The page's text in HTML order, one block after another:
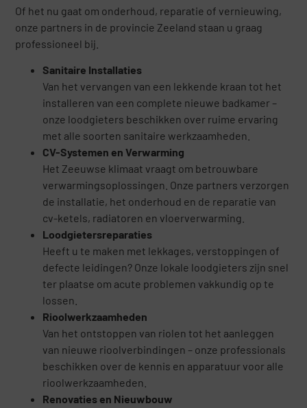
Of het nu gaat om onderhoud, reparatie of vernieuwing,
onze partners in de provincie Zeeland staan u graag
professioneel bij.
Sanitaire Installaties
Van het vervangen van een lekkende kraan tot het
installeren van een complete nieuwe badkamer –
onze loodgieters beschikken over ruime ervaring
met alle soorten sanitaire werkzaamheden.
CV-Systemen en Verwarming
Het Zeeuwse klimaat vraagt om betrouwbare
verwarmingsoplossingen. Onze partners verzorgen
de installatie, het onderhoud en de reparatie van
cv-ketels, radiatoren en vloerverwarming.
Loodgietersreparaties
Heeft u te maken met lekkages, verstoppingen of
defecte leidingen? Onze lokale loodgieters zijn snel
ter plaatse om acute problemen vakkundig op te
lossen.
Rioolwerkzaamheden
Van het ontstoppen van riolen tot het aanleggen
van nieuwe rioolverbindingen – onze professionals
beschikken over de kennis en apparatuur voor alle
rioolwerkzaamheden.
Renovaties en Nieuwbouw